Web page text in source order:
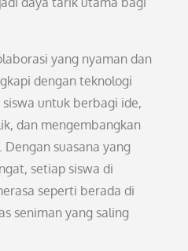
yang nyaman dan
dengan teknologi
untuk berbagi ide,
dan mengembangkan
suasana yang
setiap siswa di
seperti berada di
seniman yang saling